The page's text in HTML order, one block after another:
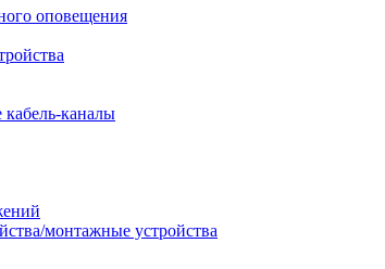
оповещения
каналы
монтажные устройства